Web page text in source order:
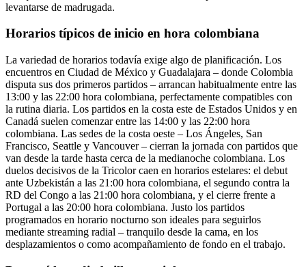
levantarse de madrugada.
Horarios típicos de inicio en hora colombiana
La variedad de horarios todavía exige algo de planificación. Los
encuentros en Ciudad de México y Guadalajara – donde Colombia
disputa sus dos primeros partidos – arrancan habitualmente entre las
13:00 y las 22:00 hora colombiana, perfectamente compatibles con
la rutina diaria. Los partidos en la costa este de Estados Unidos y en
Canadá suelen comenzar entre las 14:00 y las 22:00 hora
colombiana. Las sedes de la costa oeste – Los Ángeles, San
Francisco, Seattle y Vancouver – cierran la jornada con partidos que
van desde la tarde hasta cerca de la medianoche colombiana. Los
duelos decisivos de la Tricolor caen en horarios estelares: el debut
ante Uzbekistán a las 21:00 hora colombiana, el segundo contra la
RD del Congo a las 21:00 hora colombiana, y el cierre frente a
Portugal a las 20:00 hora colombiana. Justo los partidos
programados en horario nocturno son ideales para seguirlos
mediante streaming radial – tranquilo desde la cama, en los
desplazamientos o como acompañamiento de fondo en el trabajo.